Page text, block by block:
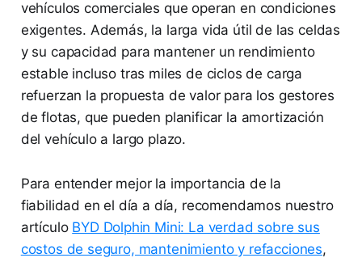
vehículos comerciales que operan en condiciones
exigentes. Además, la larga vida útil de las celdas
y su capacidad para mantener un rendimiento
estable incluso tras miles de ciclos de carga
refuerzan la propuesta de valor para los gestores
de flotas, que pueden planificar la amortización
del vehículo a largo plazo.
Para entender mejor la importancia de la
fiabilidad en el día a día, recomendamos nuestro
artículo BYD Dolphin Mini: La verdad sobre sus
costos de seguro, mantenimiento y refacciones,